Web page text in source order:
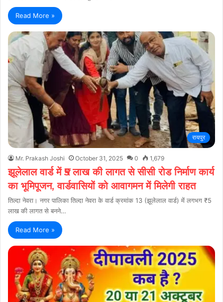
Read More »
रायपुर
Mr. Prakash Joshi October 31, 2025 0 1,679
झूलेलाल वार्ड में ₹5 लाख की लागत से सीसी रोड निर्माण कार्य
का भूमिपूजन, वार्डवासियों को आवागमन में मिलेगी राहत
तिल्दा नेवरा। नगर पालिका तिल्दा नेवरा के वार्ड क्रमांक 13 (झूलेलाल वार्ड) में लगभग ₹5
लाख की लागत से बनने…
Read More »